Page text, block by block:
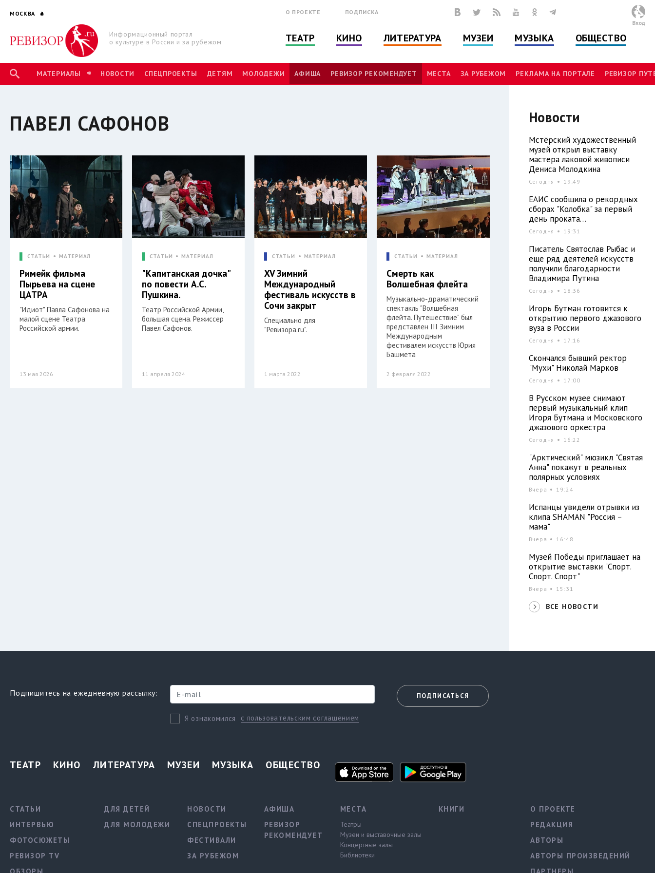
МОСКВА
Информационный портал
о культуре в России и за рубежом
О ПРОЕКТЕ ПОДПИСКА
ТЕАТР КИНО ЛИТЕРАТУРА МУЗЕИ МУЗЫКА ОБЩЕСТВО
Вход
МАТЕРИАЛЫ НОВОСТИ СПЕЦПРОЕКТЫ ДЕТЯМ МОЛОДЕЖИ АФИША РЕВИЗОР РЕКОМЕНДУЕТ МЕСТА ЗА РУБЕЖОМ РЕКЛАМА НА ПОРТАЛЕ РЕВИЗОР
ПАВЕЛ САФОНОВ
СТАТЬИ МАТЕРИАЛ
Римейк фильма
Пырьева на сцене
ЦАТРА
"Идиот" Павла Сафонова на
малой сцене Театра
Российской армии.
13 мая 2026
СТАТЬИ МАТЕРИАЛ
"Капитанская дочка"
по повести А.С.
Пушкина.
Театр Российской Армии,
большая сцена. Режиссер
Павел Сафонов.
11 апреля 2024
СТАТЬИ МАТЕРИАЛ
XV Зимний
Международный
фестиваль искусств в
Сочи закрыт
Специально для
"Ревизора.ru".
1 марта 2022
СТАТЬИ МАТЕРИАЛ
Смерть как
Волшебная флейта
Музыкально-драматический
спектакль "Волшебная
флейта. Путешествие" был
представлен III Зимним
Международным
фестивалем искусств Юрия
Башмета
2 февраля 2022
Новости
Мстёрский художественный
музей открыл выставку
мастера лаковой живописи
Дениса Молодкина
Сегодня 19:49
ЕАИС сообщила о рекордных
сборах "Колобка" за первый
день проката…
Сегодня 19:31
Писатель Святослав Рыбас и
еще ряд деятелей искусств
получили благодарности
Владимира Путина
Сегодня 18:36
Игорь Бутман готовится к
открытию первого джазового
вуза в России
Сегодня 17:16
Скончался бывший ректор
"Мухи" Николай Марков
Сегодня 17:00
В Русском музее снимают
первый музыкальный клип
Игоря Бутмана и Московского
джазового оркестра
Сегодня 16:22
"Арктический" мюзикл "Святая
Анна" покажут в реальных
полярных условиях
Вчера 19:24
Испанцы увидели отрывки из
клипа SHAMAN "Россия –
мама"
Вчера 16:48
Музей Победы приглашает на
открытие выставки "Спорт.
Спорт. Спорт"
Вчера 15:31
ВСЕ НОВОСТИ
Подпишитесь на ежедневную рассылку:
Я ознакомился с пользовательским соглашением
ПОДПИСАТЬСЯ
ТЕАТР КИНО ЛИТЕРАТУРА МУЗЕИ МУЗЫКА ОБЩЕСТВО
СТАТЬИ
ИНТЕРВЬЮ
ФОТОСЮЖЕТЫ
РЕВИЗОР TV
ДЛЯ ДЕТЕЙ
ДЛЯ МОЛОДЕЖИ
НОВОСТИ
СПЕЦПРОЕКТЫ
ФЕСТИВАЛИ
ЗА РУБЕЖОМ
АФИША
РЕВИЗОР
РЕКОМЕНДУЕТ
МЕСТА
Театры
Музеи и выставочные залы
Концертные залы
Библиотеки
КНИГИ
О ПРОЕКТЕ
РЕДАКЦИЯ
АВТОРЫ
АВТОРЫ ПРОИЗВЕДЕНИЙ